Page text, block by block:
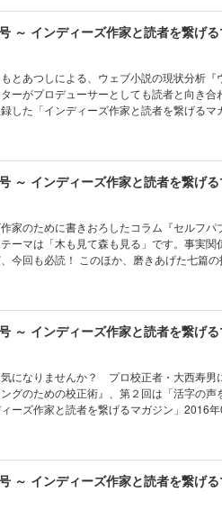
耳の美少女が入っていた ●川瀬薫『静かな
話 ●御厨〈表紙イラスト〉 ひまわりと空と
ホットライン』〈小説・連載最終回〉 特
響『量産型女子大生』〈小説〉 あたしは
田淳一『鉄研でいず３』〈小説・連載第３
竹元か
～ インディーズ作家と読者を繋げる
とあつしによる、ウェブ小説の現状分析『
がプロデューサーとしても読者と向き合わね
した「インディーズ作家と読者を繋げる
サッカーストーリー ●青海玻洞瑠鯉『
』〈小説・後編〉 ３Ｄプリンターと魔物退
に与えてくれたもの ●蒼真怜『ジューン・
～ インディーズ作家と読者を繋げる
家のために書きおろしたコラム『セルフパ
ーマは「木も見て森も見る」です。事実関
稿作品を収録した「インディ
ションの合否で明暗の分かれた二人 ●に
ライトノベルがあってもいいじゃない ●米
究部に新入部員が ●儚月響『あたしだけし
之固有正弦波『暗闇にパブリック』〈小説
小説〉 海外旅行へ出かける前に覚えておこ
～ インディーズ作家と読者を繋げる
になりませんか？ プロ校正者・大西寿男
の校正術』、第２回は「活字の声を聴く」！ このほ
ーズ作家と読者を繋げるマガジン」2016
ノを「描く」女の子と大人たちの日常 ●
ネシス能力でバトル ●鷹野凌『ＳＮＳにお
用術 ●波野發作『カは宇宙貨物船のカ』〈
知らぬ獅子王の物語』〈小説〉 ライオンの
～ インディーズ作家と読者を繋げる